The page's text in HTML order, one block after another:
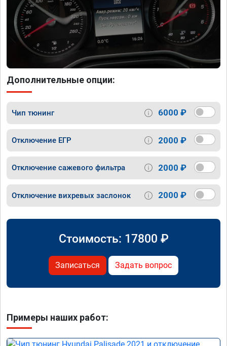
Дополнительные опции:
Чип тюнинг 6000 ₽
Отключение ЕГР 2000 ₽
Отключение сажевого фильтра 2000 ₽
Отключение вихревых заслонок 2000 ₽
Стоимость: 17800 ₽
Записаться Задать вопрос
Примеры наших работ: